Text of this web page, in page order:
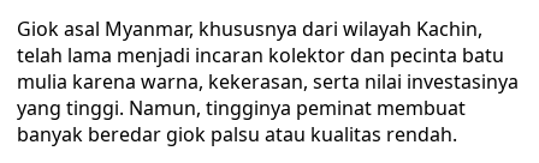
Giok asal Myanmar, khususnya dari wilayah Kachin,
telah lama menjadi incaran kolektor dan pecinta batu
mulia karena warna, kekerasan, serta nilai investasinya
yang tinggi. Namun, tingginya peminat membuat
banyak beredar giok palsu atau kualitas rendah.